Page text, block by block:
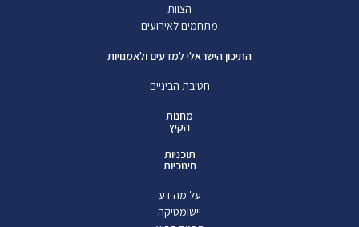
הצוות
מתחמים לאירועים
התיכון הישראלי למדעים ולאמנויות
חטיבת הביניים
מחנות
הקיץ
תוכניות
חינוכיות
על מה דע
יישומטיקה